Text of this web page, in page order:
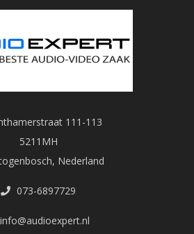
111-113
5211MH
Nederland
073-6897729
info@audioexpert.nl